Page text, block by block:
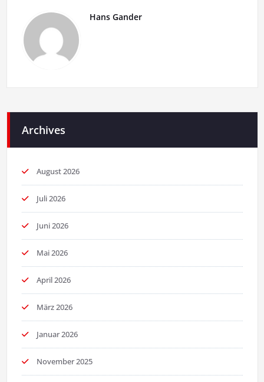
Hans Gander
Archives
August 2026
Juli 2026
Juni 2026
Mai 2026
April 2026
März 2026
Januar 2026
November 2025